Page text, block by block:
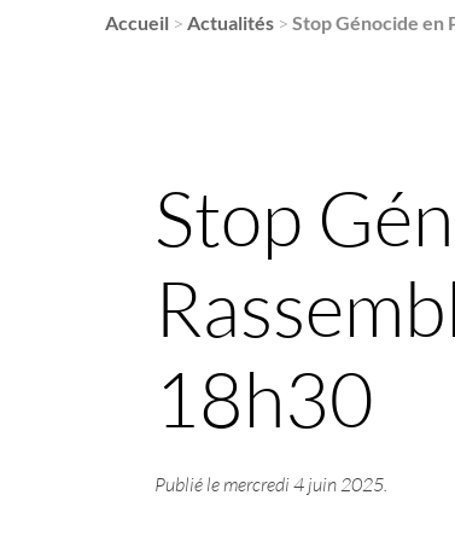
Accueil >Actualités >Stop Génocide en
Stop
18h30
Publié le mercredi 4 juin 2025.